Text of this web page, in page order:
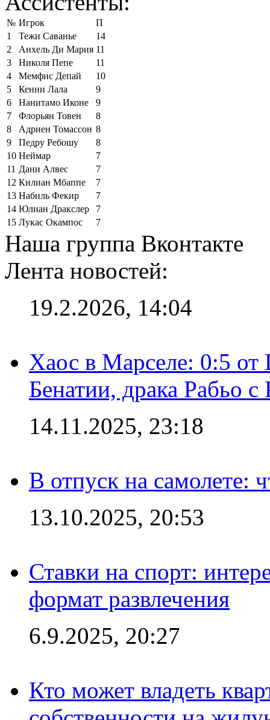
№ Игрок
П
1
Тежи Саванье
14
2
Анхель Ди Мария 11
3
Николя Пепе
11
4
Мемфис Депай
10
5
Кенни Лала
9
6
Нанитамо Иконе
9
7
Флорьян Товен
8
8
Адриен Томассон 8
9
Педру Ребошу
8
10 Неймар
7
11 Дани Алвес
7
12 Килиан Мбаппе
7
13 Набиль Фекир
7
14 Юлиан Дракслер
7
15 Лукас Окампос 7
Наша группа Вконтакте
Лента новостей:
19.2.2026, 14:04
Хаос в Марселе: 0:5
Бенатии, драка Рабьо с
14.11.2025, 23:18
В отпуск на самолете:
13.10.2025, 20:53
Ставки на спорт:
формат развлечения
6.9.2025, 20:27
Кто может владеть